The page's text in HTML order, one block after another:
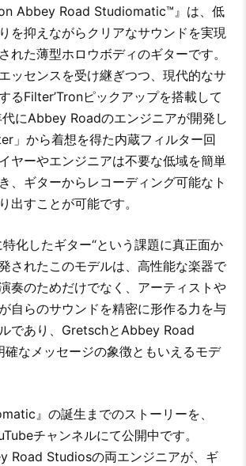
Abbey Road Studiomatic™』は、低
を抑えながらクリアなサウンドを実現
れた薄型ホロウボディのギターです。
ッセンスを受け継ぎつつ、現代的なサ
るFilter’Tronピックアップを搭載して
にAbbey Roadのエンジニアが開発し
」から着想を得た内蔵フィルター回
ヤーやエンジニアは不要な低域を簡単
、ギターからレコーディング可能なト
出すことが可能です。
化したギター“という課題に真正面か
されたこのモデルは、高性能な楽器で
奏のためだけでなく、アーティストや
自らのサウンドを精密に形作る力を与
であり、GretschとAbbey Road
なメッセージの象徴ともいえるモデ
』の誕生までのストーリーを、
チャンネルにて公開中です。
Road Studiosの両エンジニアが、ギ